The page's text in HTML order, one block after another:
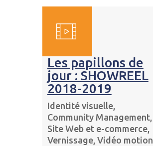
Les papillons de
jour : SHOWREEL
2018-2019
Identité visuelle,
Community Management,
Site Web et e-commerce,
Vernissage, Vidéo motion